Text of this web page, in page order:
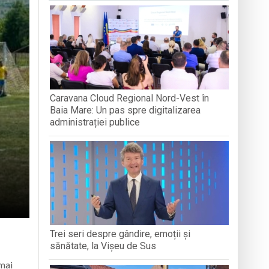
Creștină „Dragoste și Prietenie” din
străvechi
Socială Baia Mare prin activități de
„LEGĂTURI LITERARE”
Caravana Cloud Regional Nord-Vest în
Baia Mare: Un pas spre digitalizarea
administrației publice
Trei seri despre gândire, emoții și
sănătate, la Vișeu de Sus